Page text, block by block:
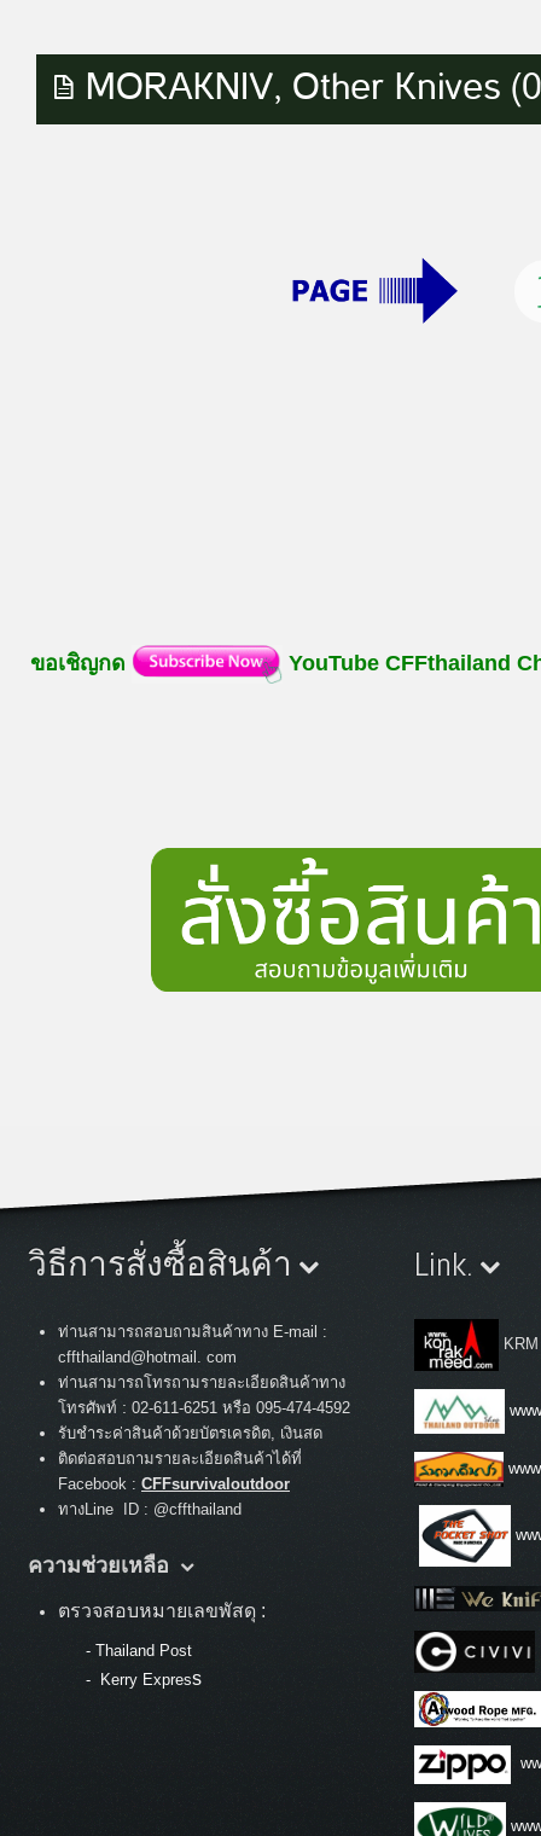
MORAKNIV, Other Knives
ขอเชิญกด YouTube CFFthailand
วิธีการสั่งซื้อสินค้า
ท่านสามารถสอบถามสินค้าทาง E-mail :
cffthailand@hotmail. com
ท่านสามารถโทรถามรายละเอียดสินค้าทาง
โทรศัพท์ : 02-611-6251 หรือ 095-474-4592
รับชำระค่าสินค้าด้วยบัตรเครดิต, เงินสด
ติดต่อสอบถามรายละเอียดสินค้าได้ที่
Facebook : CFFsurvivaloutdoor
ทางLine ID : @cffthailand
ความช่วยเหลือ
ตรวจสอบหมายเลขพัสดุ :
- Thailand Post
-
Kerry Express
Link.
KRM